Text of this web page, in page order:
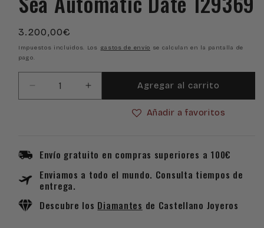
Precio
habitual
3.200,00€
Impuestos incluidos. Los gastos de envío se calculan en la pantalla de
pago.
Reducir
cantidad
1858
Sea
Automatic
Date
Aumentar
cantidad
1858
Sea
Date
129369
Agregar al carrito
Añadir a favoritos
Envío gratuito en compras superiores a 100€
Enviamos a todo el mundo. Consulta tiempos de
entrega.
Descubre los Diamantes de Castellano Joyeros